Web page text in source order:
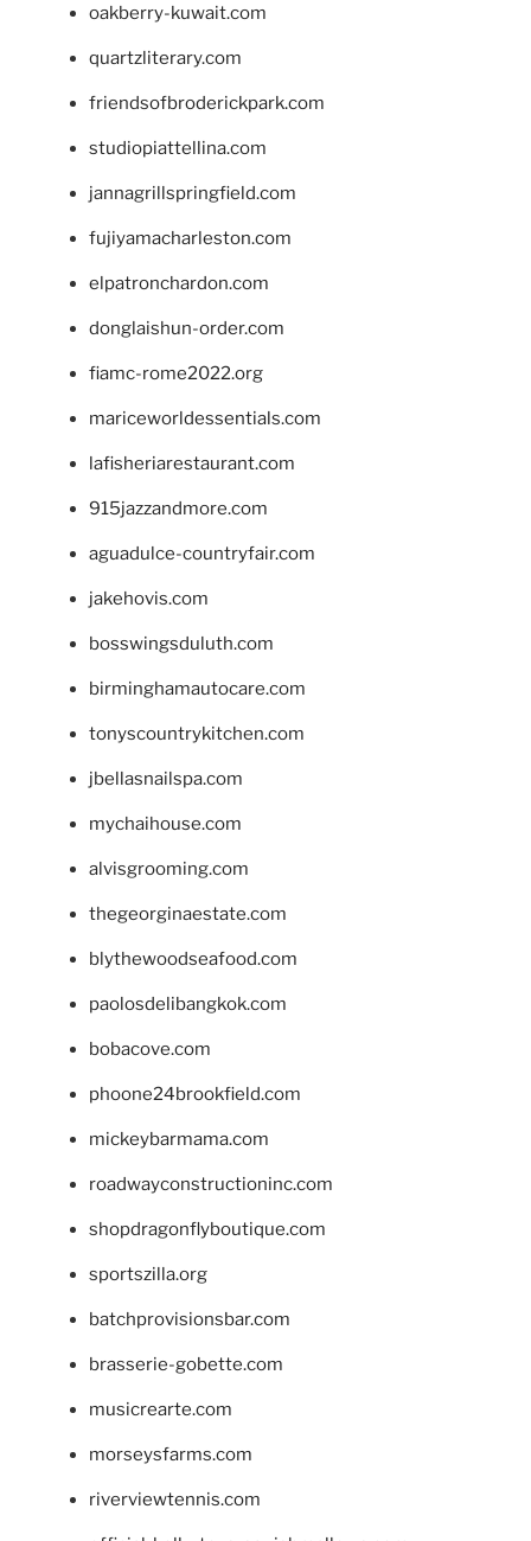
oakberry-kuwait.com
quartzliterary.com
friendsofbroderickpark.com
studiopiattellina.com
jannagrillspringfield.com
fujiyamacharleston.com
elpatronchardon.com
donglaishun-order.com
fiamc-rome2022.org
mariceworldessentials.com
lafisheriarestaurant.com
915jazzandmore.com
aguadulce-countryfair.com
jakehovis.com
bosswingsduluth.com
birminghamautocare.com
tonyscountrykitchen.com
jbellasnailspa.com
mychaihouse.com
alvisgrooming.com
thegeorginaestate.com
blythewoodseafood.com
paolosdelibangkok.com
bobacove.com
phoone24brookfield.com
mickeybarmama.com
roadwayconstructioninc.com
shopdragonflyboutique.com
sportszilla.org
batchprovisionsbar.com
brasserie-gobette.com
musicrearte.com
morseysfarms.com
riverviewtennis.com